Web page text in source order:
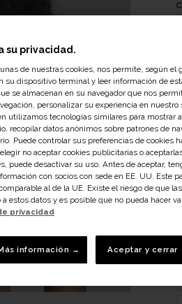
su privacidad.
de nuestras cookies, nos permite, según el
su dispositivo terminal y leer información de
se almacenan en su navegador que nos
personalizar su experiencia en
utilizamos tecnologías similares para mostrar
recopilar datos anónimos sobre patrones de
Puede controlar sus preferencias de cookies
no aceptar cookies publicitarias o
puede desactivar su uso. Antes de aceptar,
con socios con sede en EE. UU. Este
al de la UE. Existe el riesgo de que
a estos datos y es posible que no pueda hacer
privacidad
información → Aceptar y cerrar